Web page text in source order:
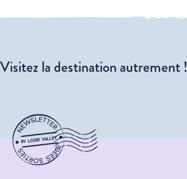
Visitez la destination autrement !